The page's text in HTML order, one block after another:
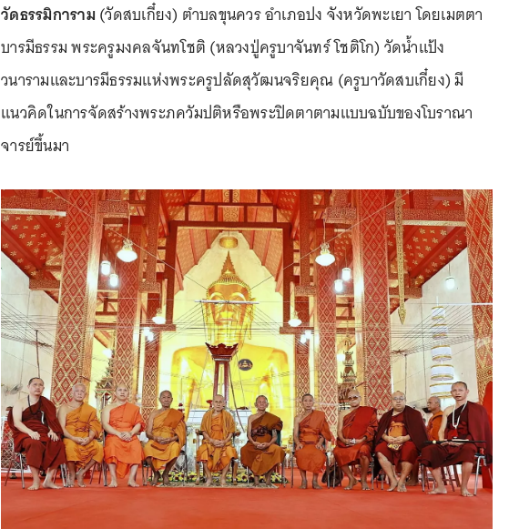
วัดธรรมิการาม (วัดสบเกี๋ยง) ตำบลขุนควร อำเภอปง จังหวัดพะเยา โดยเมตตา
บารมีธรรม พระครูมงคลจันทโชติ (หลวงปู่ครูบาจันทร์ โชติโก) วัดน้ำแป้ง
วนารามและบารมีธรรมแห่งพระครูปลัดสุวัฒนจริยคุณ (ครูบาวัดสบเกี๋ยง) มี
แนวคิดในการจัดสร้างพระภควัมปติหรือพระปิดตาตามแบบฉบับของโบราณา
จารย์ขึ้นมา